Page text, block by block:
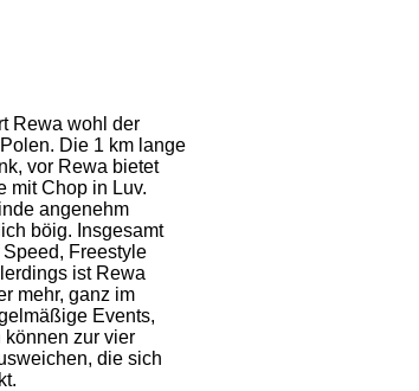
Rewa wohl der
Die 1 km lange
vor Rewa bietet
mit Chop in Luv.
angenehm
böig. Insgesamt
Freestyle
ist Rewa
mehr, ganz im
Events,
können zur vier
die sich